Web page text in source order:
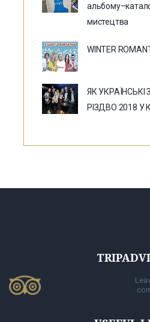
мистецтва
WINTER
ЯК УКРАЇНСЬКІ
РІЗДВО 2018 У